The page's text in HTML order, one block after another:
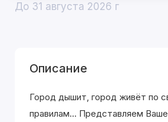
До 31 августа 2026 г
Описание
Город дышит, город живёт по
правилам... Представляем